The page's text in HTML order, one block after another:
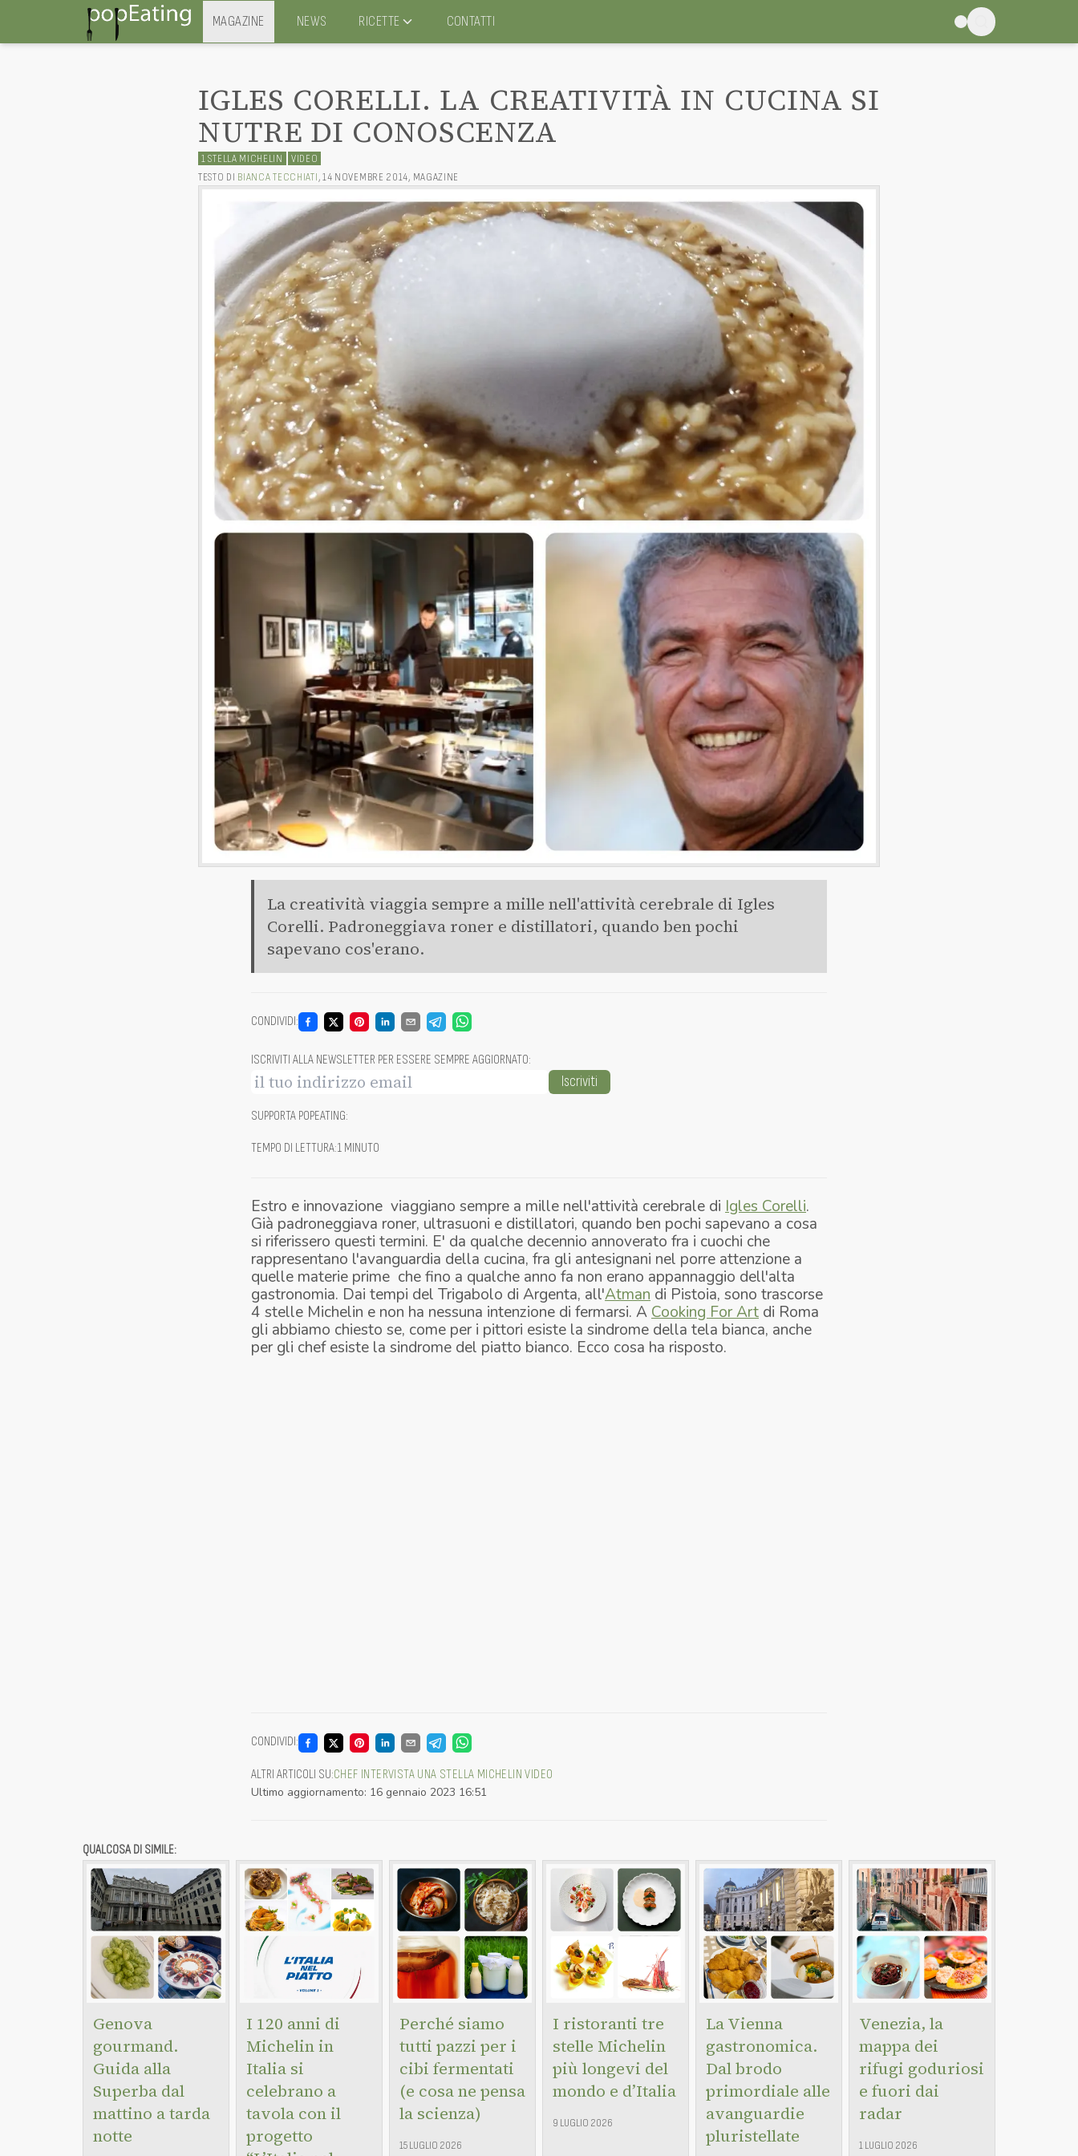
MAGAZINE NEWS RICETTE CONTATTI
IGLES CORELLI. LA CREATIVITÀ IN CUCINA SI
NUTRE DI CONOSCENZA
1 STELLA MICHELIN
VIDEO
TESTO DI BIANCA TECCHIATI,14 NOVEMBRE 2014, MAGAZINE
La creatività viaggia sempre a mille nell'attività cerebrale di Igles
Corelli. Padroneggiava roner e distillatori, quando ben pochi
sapevano cos'erano.
CONDIVIDI:
ISCRIVITI ALLA NEWSLETTER PER ESSERE SEMPRE AGGIORNATO:
Iscriviti
SUPPORTA POPEATING:
TEMPO DI LETTURA:1 MINUTO
Estro e innovazione viaggiano sempre a mille nell'attività cerebrale di Igles Corelli.
Già padroneggiava roner, ultrasuoni e distillatori, quando ben pochi sapevano a cosa
si riferissero questi termini. E' da qualche decennio annoverato fra i cuochi che
rappresentano l'avanguardia della cucina, fra gli antesignani nel porre attenzione a
quelle materie prime che fino a qualche anno fa non erano appannaggio dell'alta
gastronomia. Dai tempi del Trigabolo di Argenta, all'Atman di Pistoia, sono trascorse
4 stelle Michelin e non ha nessuna intenzione di fermarsi. ACooking For Art di Roma
gli abbiamo chiesto se, come per i pittori esiste la sindrome della tela bianca, anche
per gli chef esiste la sindrome del piatto bianco. Ecco cosa ha risposto.
CONDIVIDI:
ALTRI ARTICOLI SU:CHEF INTERVISTA UNA STELLA MICHELIN VIDEO
Ultimo aggiornamento: 16 gennaio 2023 16:51
QUALCOSA DI SIMILE:
Genova
gourmand.
Guida alla
Superba dal
mattino a tarda
notte
I 120 anni di
Michelin in
Italia si
celebrano a
tavola con il
progetto
Perché siamo
tutti pazzi per i
cibi fermentati
(e cosa ne pensa
la scienza)
15 LUGLIO 2026
I ristoranti tre
stelle Michelin
più longevi del
mondo e d’Italia
9 LUGLIO 2026
La Vienna
gastronomica.
Dal brodo
primordiale alle
avanguardie
pluristellate
Venezia, la
mappa dei
rifugi goduriosi
e fuori dai
radar
1 LUGLIO 2026